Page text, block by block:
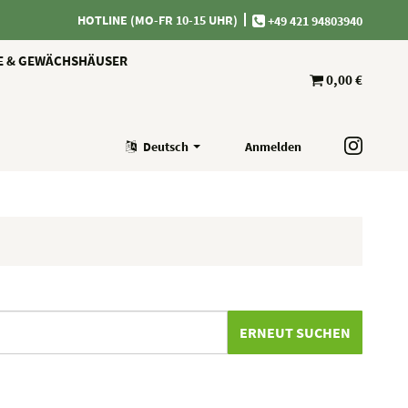
HOTLINE (MO-FR 10-15 UHR) +49 421 94803940
& GEWÄCHSHÄUSER
0,00 €
Deutsch Anmelden